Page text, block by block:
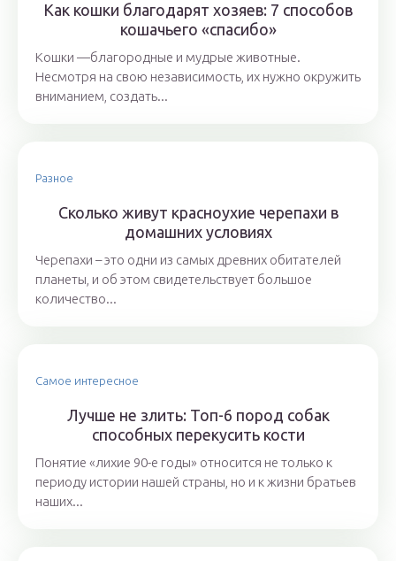
Как кошки благодарят хозяев: 7 способов
кошачьего «спасибо»
Кошки —благородные и мудрые животные.
Несмотря на свою независимость, их нужно окружить
вниманием, создать...
Разное
Сколько живут красноухие черепахи в
домашних условиях
Черепахи – это одни из самых древних обитателей
планеты, и об этом свидетельствует большое
количество...
Самое интересное
Лучше не злить: Топ-6 пород собак
способных перекусить кости
Понятие «лихие 90-е годы» относится не только к
периоду истории нашей страны, но и к жизни братьев
наших...